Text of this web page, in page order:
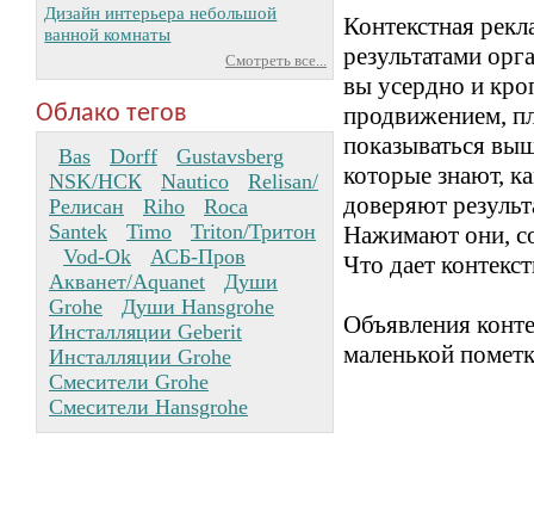
Дизайн интерьера небольшой
ванной комнаты
Смотреть все...
Облако тегов
Bas Dorff
Gustavsberg
NSK/НСК
Nautico
Relisan/
Релисан
Riho
Roca
Santek
Timo
Triton/Тритон
Vod-Ok
АСБ-Пров
Акванет/Aquanet
Души
Grohe
Души Hansgrohe
Инсталляции Geberit
Инсталляции Grohe
Смесители Grohe
Смесители Hansgrohe
Контекстная
результатами
вы усердно и
продвижением,
показываться
которые знают,
доверяют
Нажимают они,
Что дает
Объявления
маленькой